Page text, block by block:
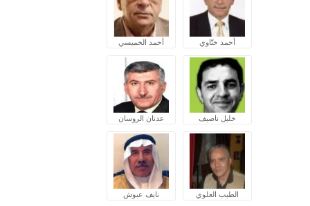
أحمد ختّاوي أحمد الخميسي
خليل ناصيف عدنان الروسان
الطيب العلوي نايف عبوش